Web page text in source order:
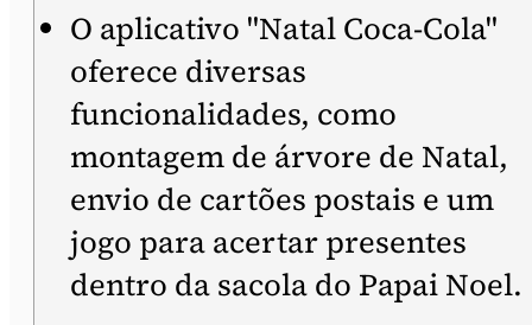
O aplicativo "Natal Coca-Cola"
oferece diversas
funcionalidades, como
montagem de árvore de Natal,
envio de cartões postais e um
jogo para acertar presentes
dentro da sacola do Papai Noel.